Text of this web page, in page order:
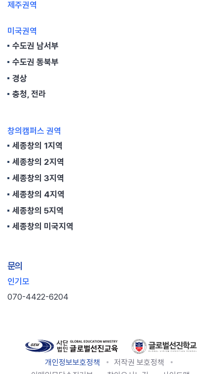
제주권역
미국권역
수도권 남서부
수도권 동북부
경상
충청, 전라
창의캠퍼스 권역
세종창의 1지역
세종창의 2지역
세종창의 3지역
세종창의 4지역
세종창의 5지역
세종창의 미국지역
문의
인기모
070-4422-6204
개인정보보호정책
저작권 보호정책